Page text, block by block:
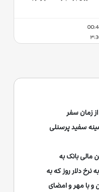
سفید پرسنلی
مالی بانک به
به نرخ دلار روز که به
و با مهر و امضای